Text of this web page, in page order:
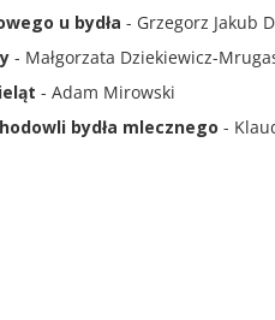
u bydła - Grzegorz Jakub
- Małgorzata Dziekiewicz-
- Adam Mirowski
bydła mlecznego -